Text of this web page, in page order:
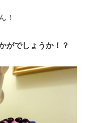
！
がでしょうか！？